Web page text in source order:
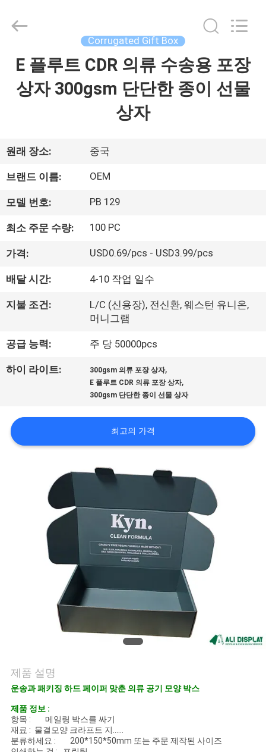
집
회
사
소
공
장
학
질
관
를
요
청
하
2026
Corrugated Gift Box
E 플루트 CDR 의류 수송용 포장
상자 300gsm 단단한 종이 선물
상자
원래 장소: 중국
브랜드 이름: OEM
모델 번호: PB 129
최소 주문 수량: 100 PC
가격: USD0.69/pcs - USD3.99/pcs
배달 시간: 4-10 작업 일수
지불 조건:
L/C (신용장), 전신환, 웨스턴 유니온,
머니그램
공급 능력: 주 당 50000pcs
하이 라이트: 300gsm 의류 포장 상자,
E 플루트 CDR 의류 포장 상자,
300gsm 단단한 종이 선물 상자
최고의 가격
제품 설명
운송과 패키징 하드 페이퍼 맞춘 의류 공기 모양 박스
제품 정보 :
항목 : 메일링 박스를 싸기
재료 : 물결모양 크라프트 지......
분류하세요 : 200*150*50mm 또는 주문 제작된 사이즈